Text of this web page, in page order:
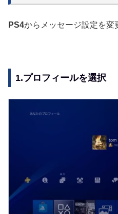
PS4からメッセージ設定を変
1.プロフィールを選択